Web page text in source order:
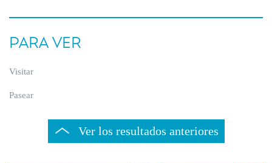
PARA VER
Visitar
Pasear
Ver los resultados anteriores